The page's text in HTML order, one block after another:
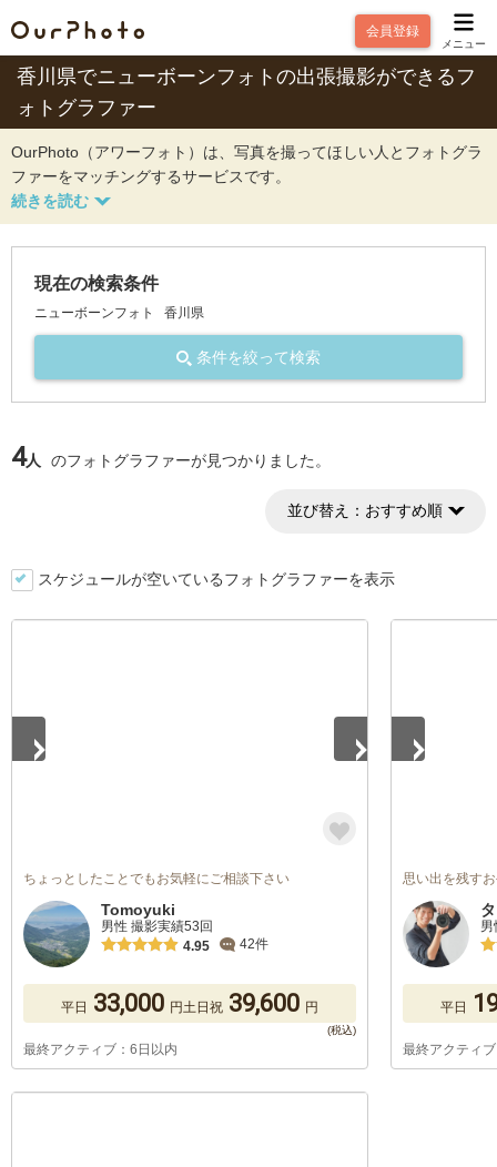
会員登録
メニュー
香川県でニューボーンフォトの出張撮影ができるフ
ォトグラファー
OurPhoto（アワーフォト）は、写真を撮ってほしい人とフォトグラ
ファーをマッチングするサービスです。
現在の検索条件
ニューボーンフォト 香川県
条件を絞って検索
4人 のフォトグラファーが見つかりました。
並び替え： おすすめ順
スケジュールが空いているフォトグラファーを表示
ちょっとしたことでもお気軽にご相談下さい
Tomoyuki
男性 撮影実績53回
4.95
42件
平日 33,000 円土日祝 39,600 円
最終アクティブ：6日以内
思い出を残す
平日
最終アクティ